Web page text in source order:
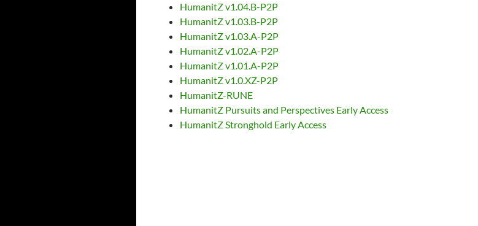
HumanitZ v1.04.B-P2P
HumanitZ v1.03.B-P2P
HumanitZ v1.03.A-P2P
HumanitZ v1.02.A-P2P
HumanitZ v1.01.A-P2P
HumanitZ v1.0.XZ-P2P
HumanitZ-RUNE
HumanitZ Pursuits and Perspectives Early Access
HumanitZ Stronghold Early Access